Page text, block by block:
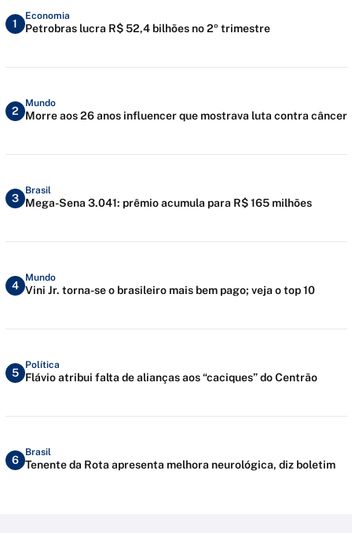
1
Economia
Petrobras lucra R$ 52,4 bilhões no 2º trimestre
2
Mundo
Morre aos 26 anos influencer que mostrava luta contra câncer
3
Brasil
Mega-Sena 3.041: prêmio acumula para R$ 165 milhões
4
Mundo
Vini Jr. torna-se o brasileiro mais bem pago; veja o top 10
5
Política
Flávio atribui falta de alianças aos “caciques” do Centrão
6
Brasil
Tenente da Rota apresenta melhora neurológica, diz boletim